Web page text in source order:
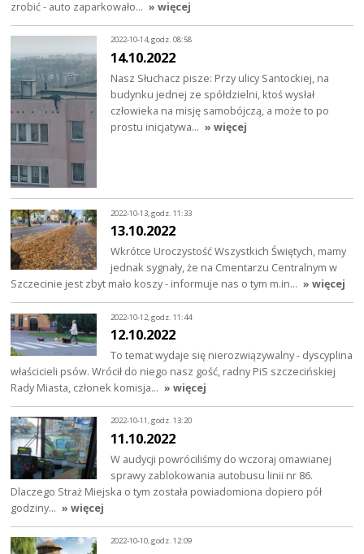
zrobić - auto zaparkowało… » więcej
2022-10-14, godz. 08:58
14.10.2022
Nasz Słuchacz pisze: Przy ulicy Santockiej, na
budynku jednej ze spółdzielni, ktoś wysłał
człowieka na misję samobójczą, a może to po
prostu inicjatywa… » więcej
2022-10-13, godz. 11:33
13.10.2022
Wkrótce Uroczystość Wszystkich Świętych, mamy
jednak sygnały, że na Cmentarzu Centralnym w
Szczecinie jest zbyt mało koszy - informuje nas o tym m.in… » więcej
2022-10-12, godz. 11:44
12.10.2022
To temat wydaje się nierozwiązywalny - dyscyplina
właścicieli psów. Wrócił do niego nasz gość, radny PiS szczecińskiej
Rady Miasta, członek komisja… » więcej
2022-10-11, godz. 13:20
11.10.2022
W audycji powróciliśmy do wczoraj omawianej
sprawy zablokowania autobusu linii nr 86.
Dlaczego Straż Miejska o tym została powiadomiona dopiero pół
godziny… » więcej
2022-10-10, godz. 12:09